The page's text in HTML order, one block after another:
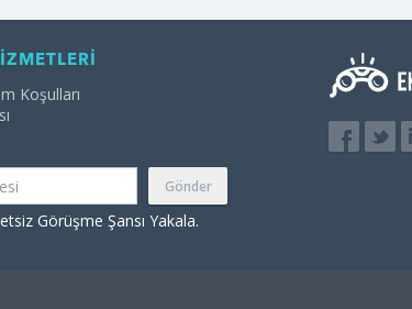
Koşulları
Gönder
Görüşme Şansı Yakala.